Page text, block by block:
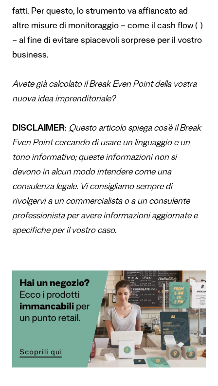
fatti. Per questo, lo strumento va affiancato ad
altre misure di monitoraggio – come il cash flow ( )
– al fine di evitare spiacevoli sorprese per il vostro
business.
Avete già calcolato il Break Even Point della vostra
nuova idea imprenditoriale?
DISCLAIMER: Questo articolo spiega cos’è il Break
Even Point cercando di usare un linguaggio e un
tono informativo; queste informazioni non si
devono in alcun modo intendere come una
consulenza legale. Vi consigliamo sempre di
rivolgervi a un commercialista o a un consulente
professionista per avere informazioni aggiornate e
specifiche per il vostro caso.